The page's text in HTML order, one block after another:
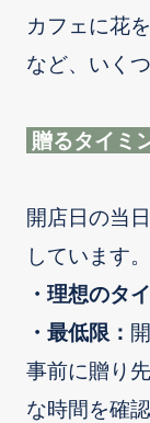
カフェに花
など、いく
贈るタイミ
開店日の当
しています。
・理想のタ
・最低限：
事前に贈り
な時間を確